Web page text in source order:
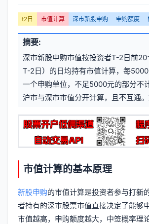
章
元
信
息
文
章
标
签
t2日 市值计算 深市新股申购 申购额度
摘要:
深市新股申购市值按投资者T-2日前
T-2日）的日均持有市值计算，每
一个申购单位，不足5000元的部分不
沪市与深市市值分开计算，且不互通
市值计算的基本原理
新股申购的市值计算是投资者参与打新
者持有的深市股票市值直接决定了能够
市值越高，申购额度越大，中签概率理